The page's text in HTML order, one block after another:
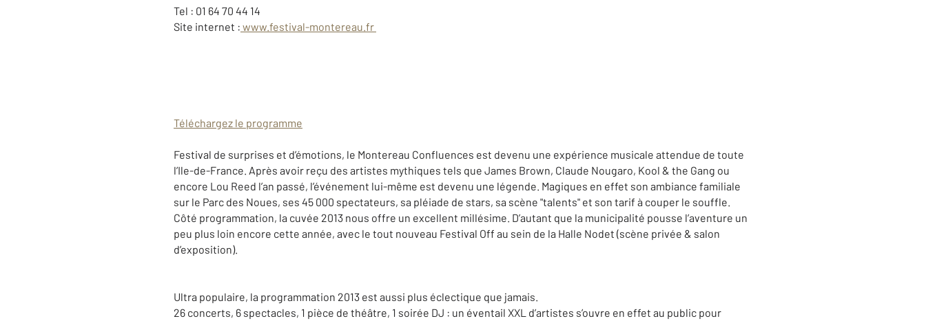
Tel : 01 64 70 44 14
Site internet : www.festival-montereau.fr
Téléchargez le programme
Festival de surprises et d’émotions, le Montereau Confluences est devenu une expérience musicale attendue de toute
l’Ile-de-France. Après avoir reçu des artistes mythiques tels que James Brown, Claude Nougaro, Kool & the Gang ou
encore Lou Reed l’an passé, l’événement lui-même est devenu une légende. Magiques en effet son ambiance familiale
sur le Parc des Noues, ses 45 000 spectateurs, sa pléiade de stars, sa scène "talents" et son tarif à couper le souffle.
Côté programmation, la cuvée 2013 nous offre un excellent millésime. D’autant que la municipalité pousse l’aventure un
peu plus loin encore cette année, avec le tout nouveau Festival Off au sein de la Halle Nodet (scène privée & salon
d’exposition).
Ultra populaire, la programmation 2013 est aussi plus éclectique que jamais.
26 concerts, 6 spectacles, 1 pièce de théâtre, 1 soirée DJ : un éventail XXL d’artistes s’ouvre en effet au public pour